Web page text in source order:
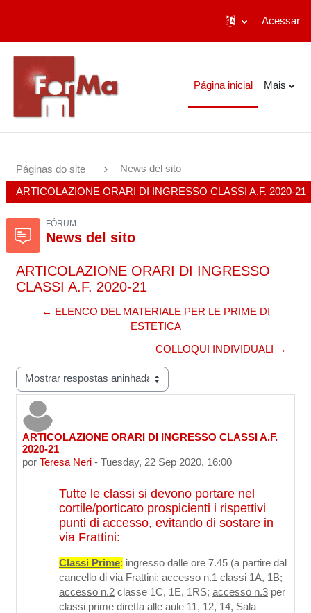
Acessar
Página inicial Mais
Páginas do site News del sito
ARTICOLAZIONE ORARI DI INGRESSO CLASSI A.F. 2020-21
FÓRUM
News del sito
ARTICOLAZIONE ORARI DI INGRESSO
CLASSI A.F. 2020-21
← ELENCO DEL MATERIALE PER LE PRIME DI
ESTETICA
COLLOQUI INDIVIDUALI →
Modo de visualização
ARTICOLAZIONE ORARI DI INGRESSO CLASSI A.F.
2020-21
por Teresa Neri - Tuesday, 22 Sep 2020, 16:00
Número de respostas: 0
Tutte le classi si devono portare nel
cortile/porticato prospicienti i rispettivi
punti di accesso, evitando di sostare in
via Frattini:
Classi Prime: ingresso dalle ore 7.45 (a partire dal
cancello di via Frattini: accesso n.1 classi 1A, 1B;
accesso n.2 classe 1C, 1E, 1RS; accesso n.3 per
classi prime diretta alle aule 11, 12, 14, Sala